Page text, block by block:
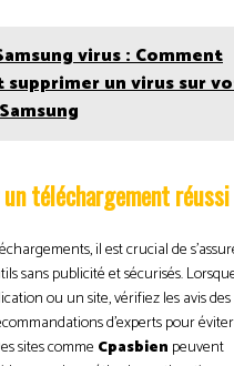
virus : Comment
un virus sur
téléchargement réussi
il est crucial de
sans publicité et sécurisés.
ou un site, vérifiez les avis des
d’experts pour
sites comme Cpasbien peuvent